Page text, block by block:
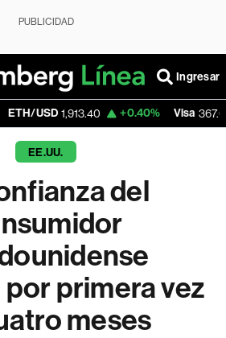
PUBLICIDAD
Ingresar
1,913.40 +0.40% Visa 367.03 -0.93%
EE.UU.
del
primera vez
meses